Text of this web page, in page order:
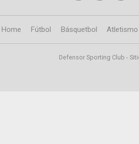
Home Fútbol Básquetbol Atletismo
Defensor Sporting Club -